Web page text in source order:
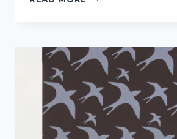
MOREIRA[:EN]GIFT
BAG[:]